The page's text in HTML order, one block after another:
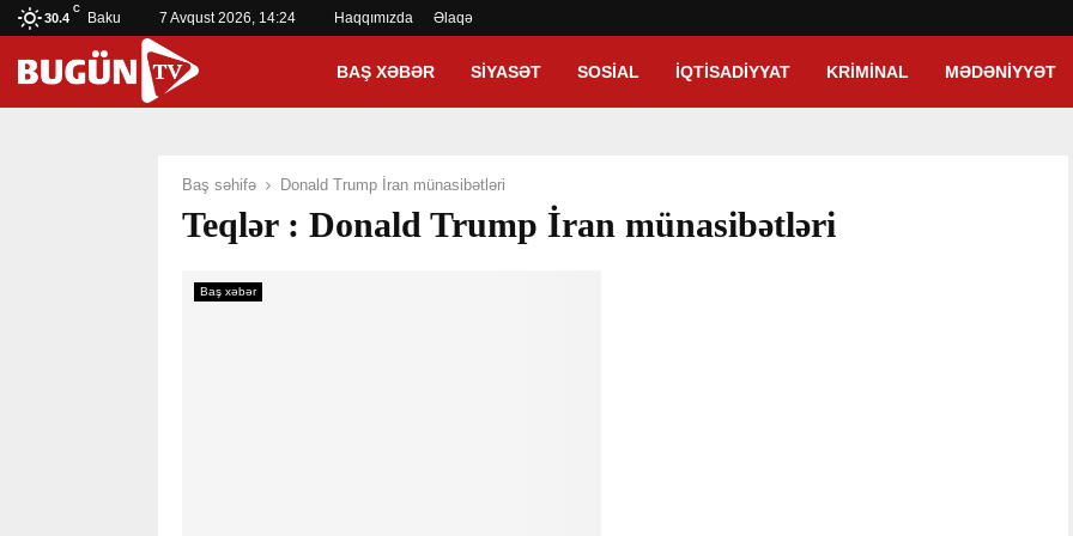
30.4
C
Baku 7 Avqust 2026, 14:24 Haqqımızda Əlaqə
BAŞ XƏBƏR SIYASƏT SOSIAL İQTISADIYYAT KRIMINAL MƏDƏNIYYƏT
Baş səhifə Donald Trump İran münasibətləri
Teqlər : Donald Trump İran münasibətləri
Baş xəbər